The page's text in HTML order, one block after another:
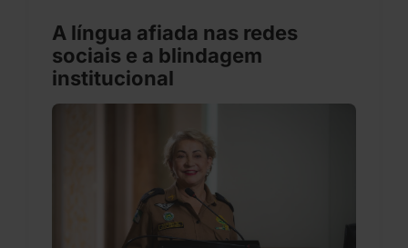
A língua afiada nas redes
sociais e a blindagem
institucional